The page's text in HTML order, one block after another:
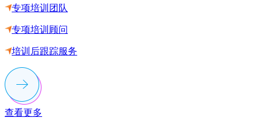
专项培训团队
专项培训顾问
培训后跟踪服务
查看更多